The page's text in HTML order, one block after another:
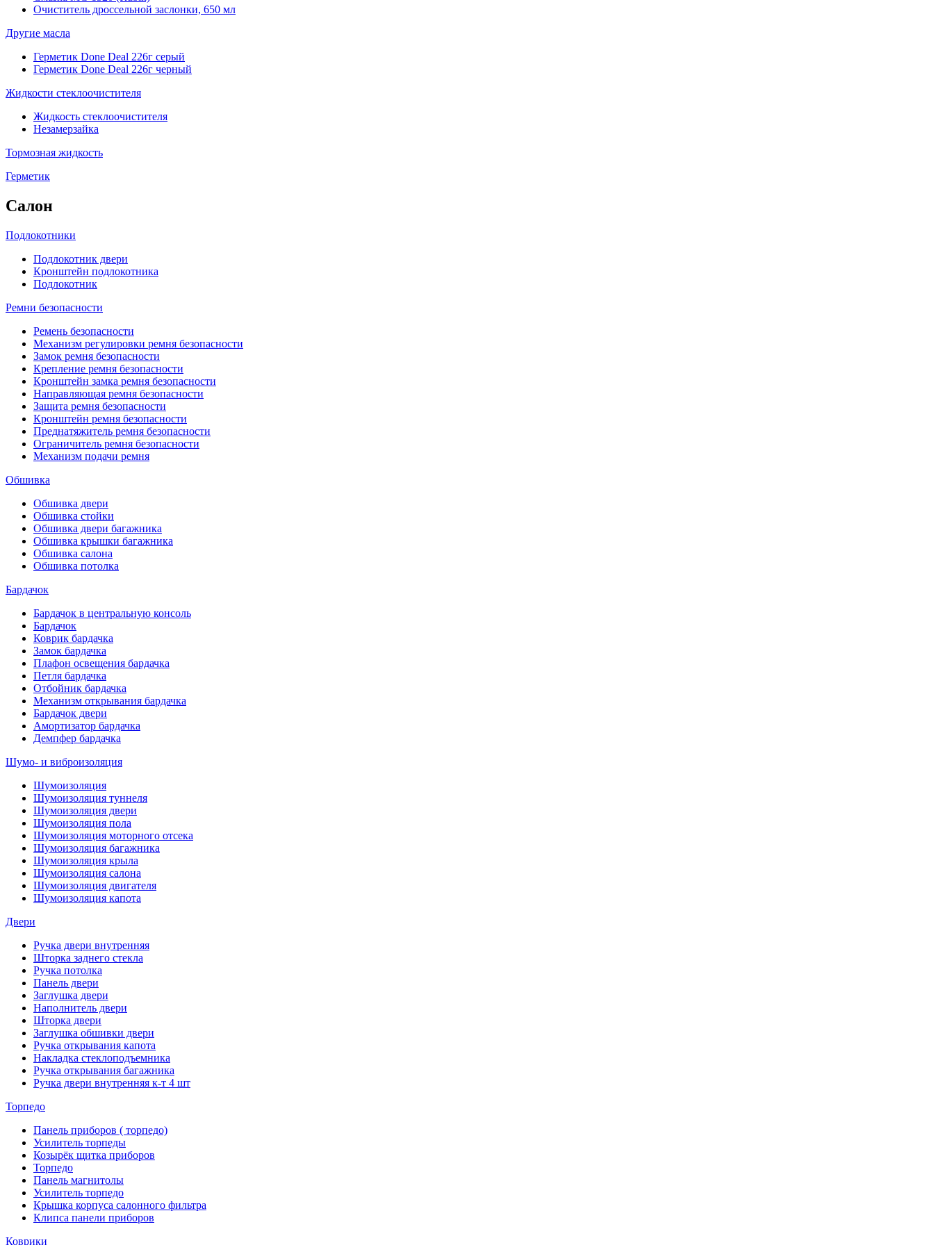
Очиститель дроссельной заслонки, 650 мл
Другие масла
Герметик Done Deal 226г серый
Герметик Done Deal 226г черный
Жидкости стеклоочистителя
Жидкость стеклоочистителя
Незамерзайка
Тормозная жидкость
Герметик
Салон
Подлокотники
Подлокотник двери
Кронштейн подлокотника
Подлокотник
Ремни безопасности
Ремень безопасности
Механизм регулировки ремня безопасности
Замок ремня безопасности
Крепление ремня безопасности
Кронштейн замка ремня безопасности
Направляющая ремня безопасности
Защита ремня безопасности
Кронштейн ремня безопасности
Преднатяжитель ремня безопасности
Ограничитель ремня безопасности
Механизм подачи ремня
Обшивка
Обшивка двери
Обшивка стойки
Обшивка двери багажника
Обшивка крышки багажника
Обшивка салона
Обшивка потолка
Бардачок
Бардачок в центральную консоль
Бардачок
Коврик бардачка
Замок бардачка
Плафон освещения бардачка
Петля бардачка
Отбойник бардачка
Механизм открывания бардачка
Бардачок двери
Амортизатор бардачка
Демпфер бардачка
Шумо- и виброизоляция
Шумоизоляция
Шумоизоляция туннеля
Шумоизоляция двери
Шумоизоляция пола
Шумоизоляция моторного отсека
Шумоизоляция багажника
Шумоизоляция крыла
Шумоизоляция салона
Шумоизоляция двигателя
Шумоизоляция капота
Двери
Ручка двери внутренняя
Шторка заднего стекла
Ручка потолка
Панель двери
Заглушка двери
Наполнитель двери
Шторка двери
Заглушка обшивки двери
Ручка открывания капота
Накладка стеклоподъемника
Ручка открывания багажника
Ручка двери внутренняя к-т 4 шт
Торпедо
Панель приборов ( торпедо)
Усилитель торпеды
Козырёк щитка приборов
Торпедо
Панель магнитолы
Усилитель торпедо
Крышка корпуса салонного фильтра
Клипса панели приборов
Коврики